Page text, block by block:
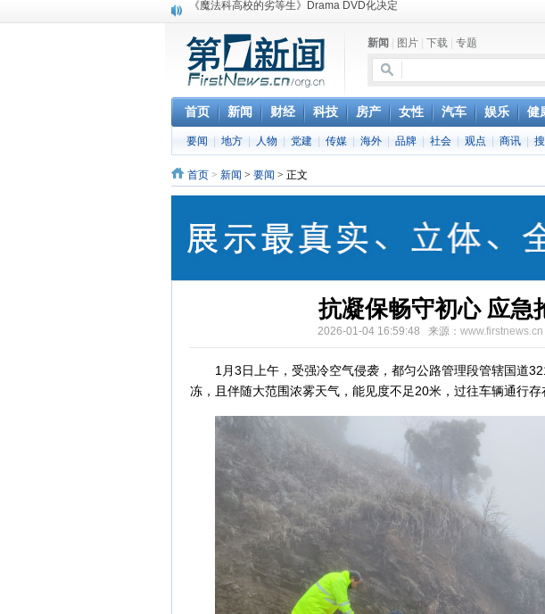
电信运营商“血战”校园
保健品也能吃出一身病? 康宝莱员工自揭多项家丑
煤价"跳水"电企利润"蹦高" 电煤联动亟待完善
苹果公司自建太阳能电厂为数据中心供电
吃饭、睡觉、黑人人？
网络电商和传统出版商的角逐：亚马逊停止接受Hachette所有图书订单
英国小猫因长得像希特勒遭袭 被扔垃圾左眼致盲
《中二病也想谈恋爱》女主角特报预告公开
《魔法科高校的劣等生》Drama DVD化决定
新闻 图片 下载 专题
首页 新闻 财经 科技 房产 女性 汽车 娱乐 健
要闻 地方 人物 党建 传媒 海外 品牌 社会 观点 商讯
首页 > 新闻 > 要闻 > 正文
抗凝保畅守初心 应急
2026-01-04 16:59:48 来源： www.firstnews.cn
1月3日上午，受强冷空气侵袭，都匀公路管理段管辖国道
冻，且伴随大范围浓雾天气，能见度不足20米，过往车辆通行存